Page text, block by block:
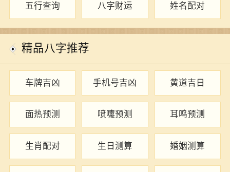
五行查询 八字财运 姓名配对
精品八字推荐
车牌吉凶 手机号吉凶 黄道吉日
面热预测 喷嚏预测 耳鸣预测
生肖配对 生日测算 婚姻测算